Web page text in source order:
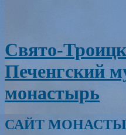
Свято-
Печенгский
монастырь
САЙТ